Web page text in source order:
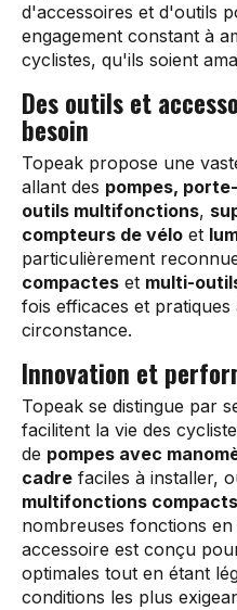
d'accessoires et d'outils
engagement constant à
cyclistes, qu'ils soient
Des outils et
besoin
Topeak propose une
allant des pompes,
outils multifonctions,
compteurs de vélo et
particulièrement
compactes et multi-
fois efficaces et
circonstance.
Innovation et
Topeak se distingue par
facilitent la vie des
de pompes avec
cadre faciles à installer,
multifonctions compacts
nombreuses fonctions
accessoire est conçu
optimales tout en étant
conditions les plus